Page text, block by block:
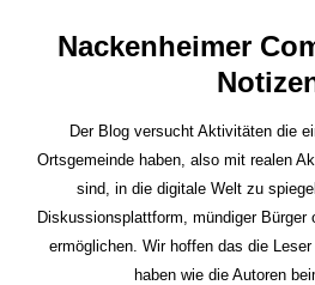
Nackenheimer
Der Blog versucht Aktivitäten die
Ortsgemeinde haben, also mit realen
sind, in die digitale Welt zu
Diskussionsplattform, mündiger Bürger
ermöglichen. Wir hoffen das die
haben wie die Autoren